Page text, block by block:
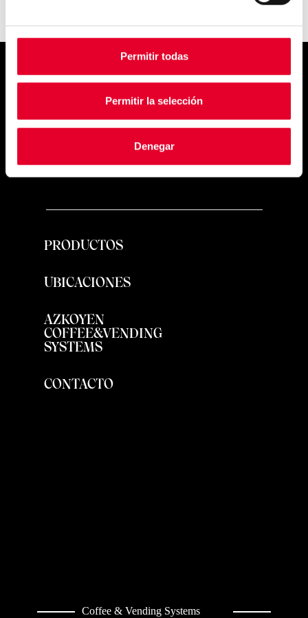
Permitir todas
Permitir la selección
Denegar
Simply
exquisite
PRODUCTOS
UBICACIONES
AZKOYEN
COFFEE&VENDING
SYSTEMS
CONTACTO
Coffee & Vending Systems